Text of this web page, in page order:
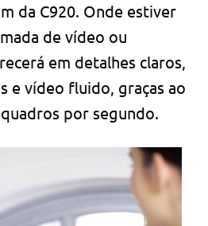
da C920. Onde estiver
de vídeo ou
em detalhes claros,
e vídeo fluido, graças ao
por segundo.